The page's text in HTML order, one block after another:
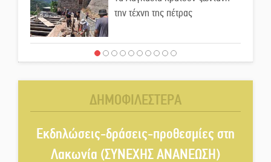
την τέχνη της πέτρας
Στους ρυθμούς της Ελεωνόρας
Πλούσιο πολιτιστικό πρόγραμμα
δίνει «χρώμα» στον Αύγουστο
του Λαχίου
ΔΗΜΟΦΙΛΕΣΤΕΡΑ
Εκδηλώσεις-δράσεις-προθεσμίες στη
Λακωνία (ΣΥΝΕΧΗΣ ΑΝΑΝΕΩΣΗ)